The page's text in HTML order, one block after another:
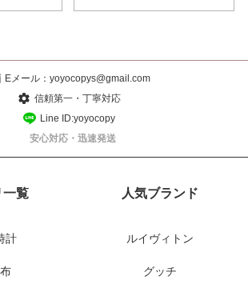
Eメール： yoyocopys@gmail.com
信頼第一・丁寧対応
Line ID:yoyocopy
安心対応・迅速発送
一覧
計
人気ブランド
ルイヴィトン
グッチ